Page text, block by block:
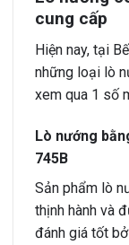
cung cấp
Hiện nay, tại
những loại lò
xem qua 1 số
Lò nướng
745B
Sản phẩm lò
thịnh hành và
đánh giá tốt